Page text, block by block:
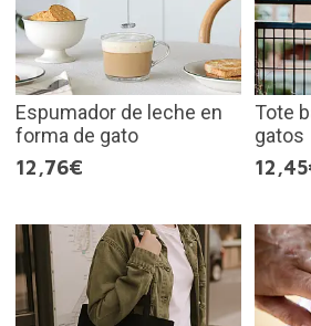
Espumador de leche en
forma de gato
12,76€
Tote
gatos